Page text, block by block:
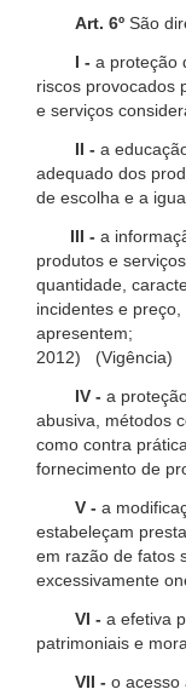
Art. 6º São
I - a proteção
riscos provocados
e serviços
II - a
adequado dos
de escolha e a
III - a
produtos e
quantidade,
incidentes e
apresentem;
2012) (Vigência)
IV - a
abusiva, métodos
como contra
fornecimento de
V - a
estabeleçam
em razão de fatos
excessivamente
VI - a efetiva
patrimoniais e
VII - o acesso